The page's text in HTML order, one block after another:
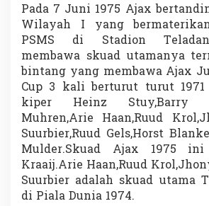
Pada 7 Juni 1975 Ajax
Wilayah I yang
PSMS di Stadion
membawa skuad utamanya
bintang yang membawa Ajax
Cup 3 kali berturut turut 1971
kiper Heinz Stuy,Barry
Muhren,Arie Haan,Ruud
Suurbier,Ruud Gels,Horst
Mulder.Skuad Ajax 1975
Kraaij.Arie Haan,Ruud
Suurbier adalah skuad utama
di Piala Dunia 1974.